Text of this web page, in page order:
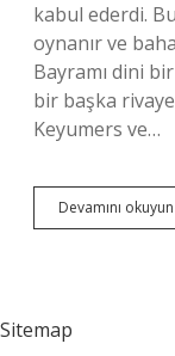
kabul ederdi.
oynanır ve
Bayramı dini
bir başka
Keyumers ve…
Devamını okuyun
Sitemap